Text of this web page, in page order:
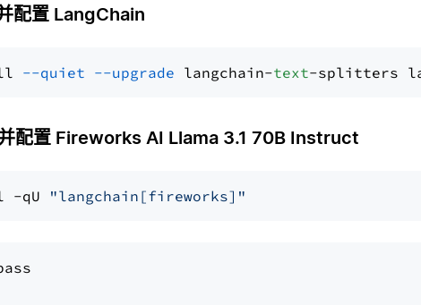
配置 LangChain
--quiet --upgrade langchain-text
配置 Fireworks AI Llama 3.1 70B Instruct
-qU "langchain[fireworks]"